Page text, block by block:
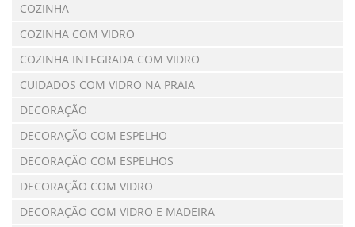
COZINHA
COZINHA COM VIDRO
COZINHA INTEGRADA COM VIDRO
CUIDADOS COM VIDRO NA PRAIA
DECORAÇÃO
DECORAÇÃO COM ESPELHO
DECORAÇÃO COM ESPELHOS
DECORAÇÃO COM VIDRO
DECORAÇÃO COM VIDRO E MADEIRA